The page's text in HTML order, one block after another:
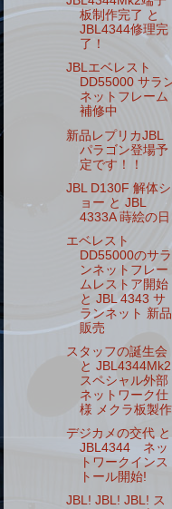
板制作完了 と
JBL4344修理完
了！
JBLエベレスト
DD55000 サラ
ネットフレーム
補修中
新品レプリカJBL
パラゴン登場予
定です！！
JBL D130F 解体シ
ョー と JBL
4333A 蒔絵の日
エベレスト
DD55000のサラ
ンネットフレー
ムレストア開始
と JBL 4343 サ
ランネット 新品
販売
スタッフの誕生会
と JBL4344Mk2
スペシャル外部
ネットワーク仕
様 メクラ板製作
デジカメの交代 と
JBL4344 ネッ
トワークインス
トール開始!
JBL! JBL! JBL! ス